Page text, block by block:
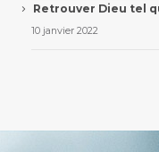
Retrouver Dieu tel
10 janvier 2022